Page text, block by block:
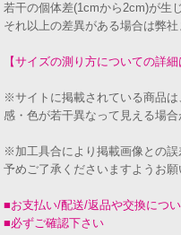
若干の個体差(1cmから2cm)が生
それ以上の差異がある場合は弊社
【サイズの測り方についての詳細
※サイトに掲載されている商品
感・色が若干異なって見える場合
※加工具合により掲載画像との誤
予めご了承くださいますようお願
■お支払い/配送/返品や交換につ
■必ずご確認下さい